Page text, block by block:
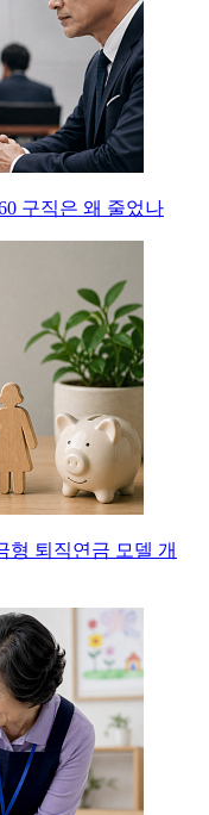
구직은 왜 줄었나
형 퇴직연금 모델 개